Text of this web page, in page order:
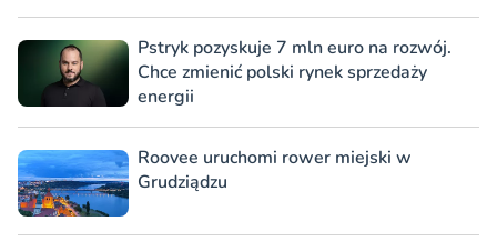
Pstryk pozyskuje 7 mln euro na rozwój.
Chce zmienić polski rynek sprzedaży
energii
Roovee uruchomi rower miejski w
Grudziądzu